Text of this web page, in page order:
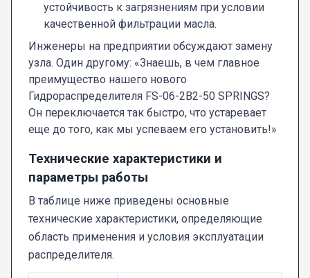
устойчивость к загрязнениям при условии
качественной фильтрации масла.
Инженеры на предприятии обсуждают замену
узла. Один другому: «Знаешь, в чем главное
преимущество нашего нового
Гидрораспределителя FS-06-2В2-50 SPRINGS?
Он переключается так быстро, что устаревает
еще до того, как мы успеваем его установить!»
Технические характеристики и
параметры работы
В таблице ниже приведены основные
технические характеристики, определяющие
область применения и условия эксплуатации
распределителя.